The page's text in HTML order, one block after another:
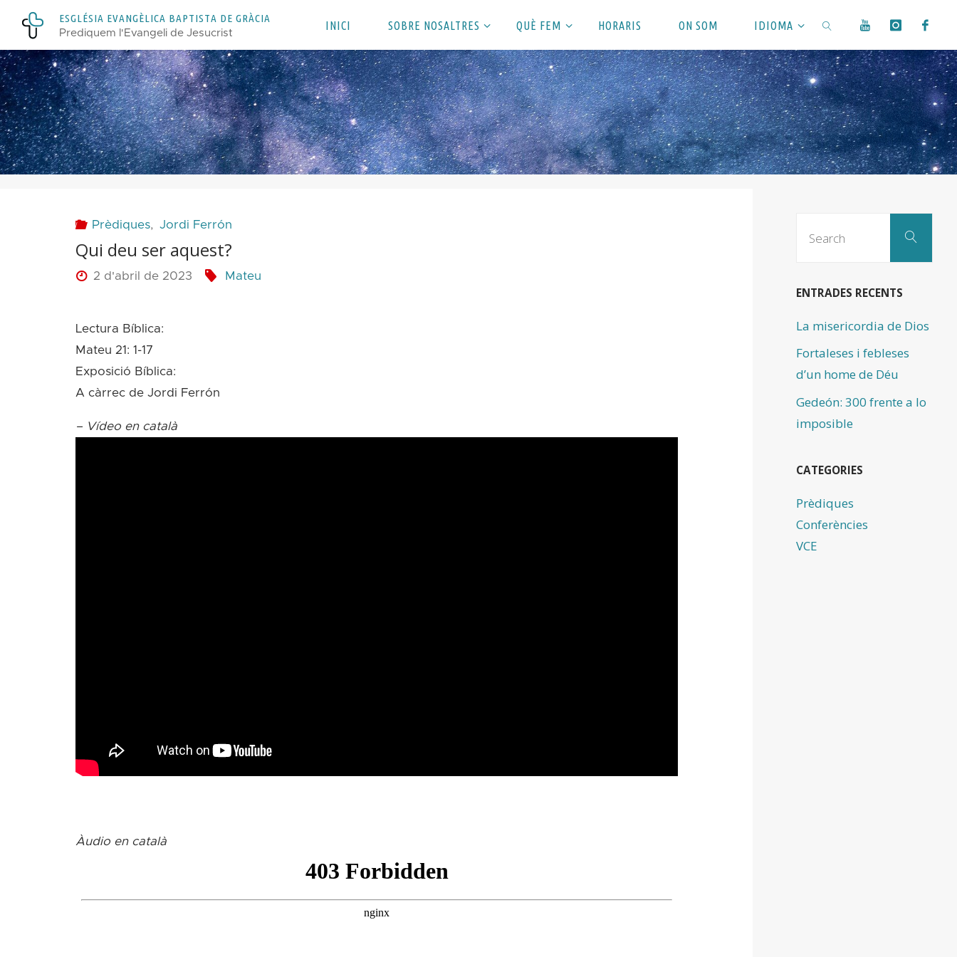
content
ESGLÉSIA EVANGÈLICA BAPTISTA DE GRÀCIA
Prediquem l'Evangeli de Jesucrist
INICI SOBRE NOSALTRES QUÈ FEM HORARIS ON SOM IDIOMA
SEARCH
Prèdiques, Jordi Ferrón
Qui deu ser aquest?
2 d'abril de 2023 Mateu
Lectura Bíblica:
Mateu 21: 1-17
Exposició Bíblica:
A càrrec de Jordi Ferrón
– Vídeo en català
Àudio en català
Search
ENTRADES RECENTS
La misericordia de Dios
Fortaleses i febleses
d’un home de Déu
Gedeón: 300 frente a lo
imposible
CATEGORIES
Prèdiques
Conferències
VCE